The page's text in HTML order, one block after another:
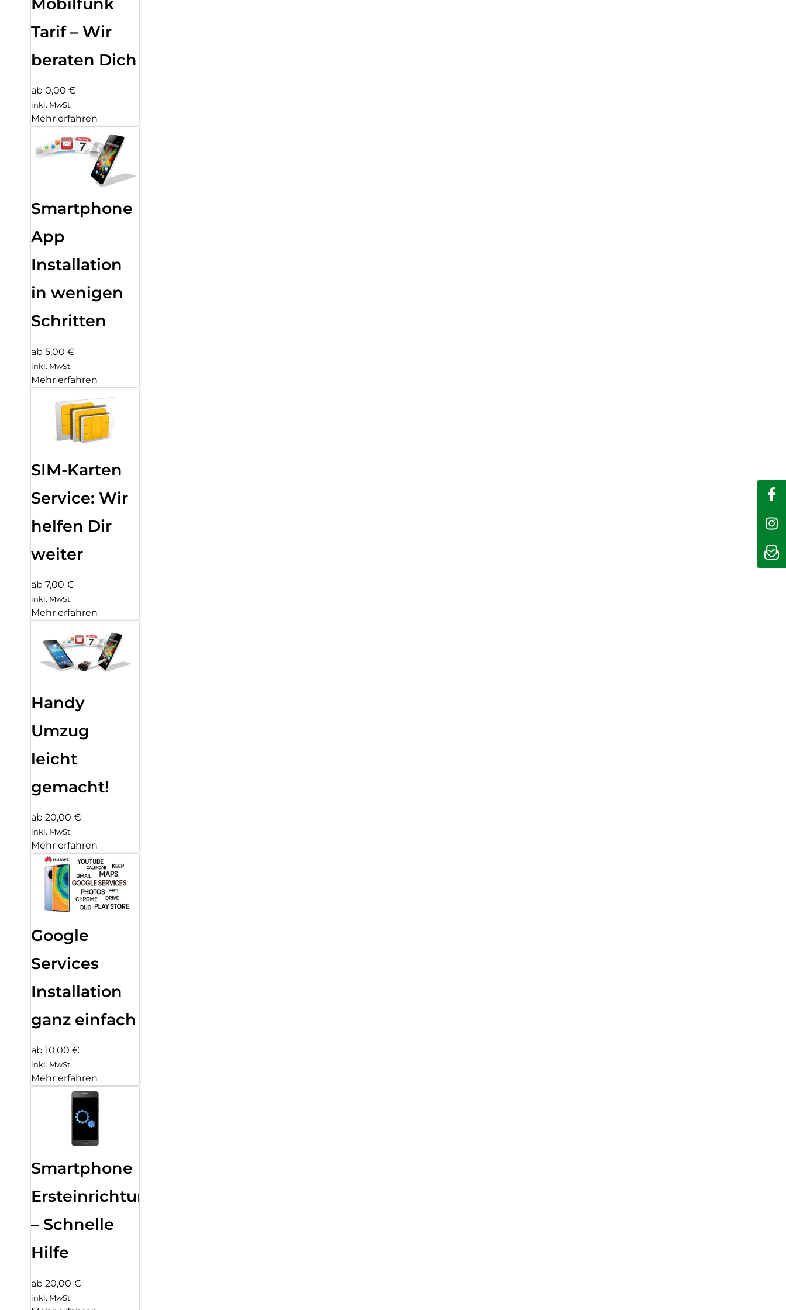
Tarif – Wir
beraten Dich
ab 0,00 €
inkl. MwSt.
Mehr erfahren
Smartphone
App
Installation
in wenigen
Schritten
ab 5,00 €
inkl. MwSt.
Mehr erfahren
SIM-Karten
Service: Wir
helfen Dir
weiter
ab 7,00 €
inkl. MwSt.
Mehr erfahren
Handy
Umzug
leicht
gemacht!
ab 20,00 €
inkl. MwSt.
Mehr erfahren
Google
Services
Installation
ganz einfach
ab 10,00 €
inkl. MwSt.
Mehr erfahren
Smartphone
Ersteinrichtung
– Schnelle
Hilfe
ab 20,00 €
inkl. MwSt.